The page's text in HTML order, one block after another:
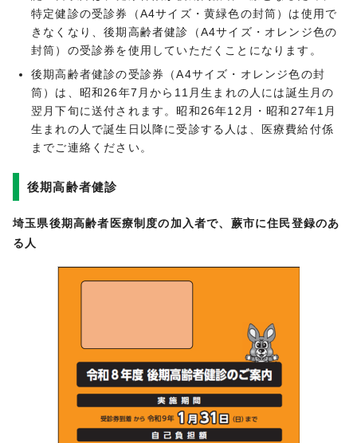
特定健診の受診券（A4サイズ・黄緑色の封筒）は使用で
きなくなり、後期高齢者健診（A4サイズ・オレンジ色の
封筒）の受診券を使用していただくことになります。
後期高齢者健診の受診券（A4サイズ・オレンジ色の封
筒）は、昭和26年7月から11月生まれの人には誕生月の
翌月下旬に送付されます。昭和26年12月・昭和27年1月
生まれの人で誕生日以降に受診する人は、医療費給付係
までご連絡ください。
後期高齢者健診
埼玉県後期高齢者医療制度の加入者で、蕨市に住民登録のあ
る人